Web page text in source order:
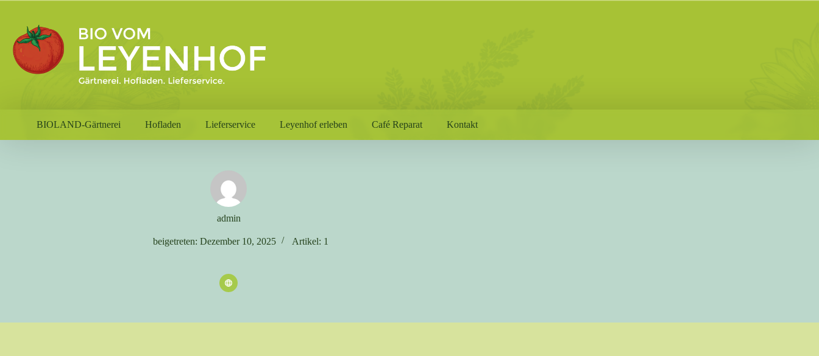
springen
BIOLAND-Gärtnerei Hofladen Lieferservice Leyenhof erleben Café Reparat Kontakt
admin
beigetreten: Dezember 10, 2025 Artikel: 1